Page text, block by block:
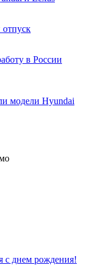
отпуск
в России
модели Hyundai
с днем рождения!